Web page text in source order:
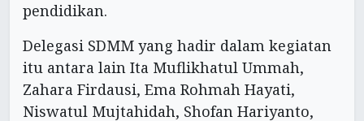
pendidikan.
Delegasi SDMM yang hadir dalam kegiatan
itu antara lain Ita Muflikhatul Ummah,
Zahara Firdausi, Ema Rohmah Hayati,
Niswatul Mujtahidah, Shofan Hariyanto,